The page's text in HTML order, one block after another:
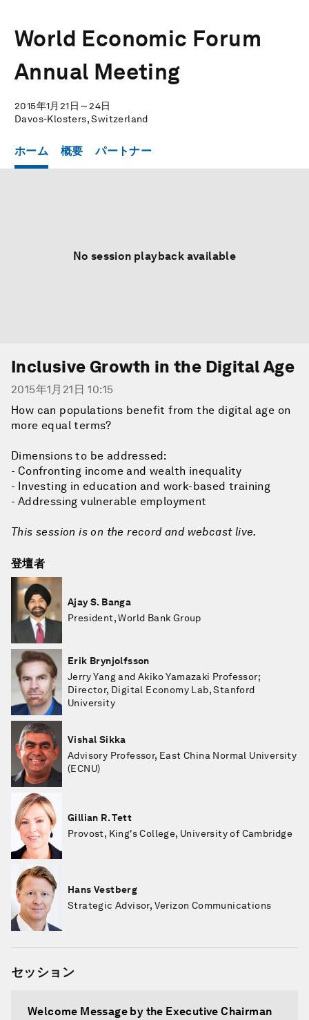
World Economic Forum
Annual Meeting
2015年1月21日～24日
Davos-Klosters, Switzerland
ホーム 概要 パートナー
No session playback available
Inclusive Growth in the Digital Age
2015年1月21日 10:15
How can populations benefit from the digital age on
more equal terms?
Dimensions to be addressed:
- Confronting income and wealth inequality
- Investing in education and work-based training
- Addressing vulnerable employment
This session is on the record and webcast live.
登壇者
Ajay S. Banga
President, World Bank Group
Erik Brynjolfsson
Jerry Yang and Akiko Yamazaki Professor;
Director, Digital Economy Lab, Stanford
University
Vishal Sikka
Advisory Professor, East China Normal University
(ECNU)
Gillian R. Tett
Provost, King's College, University of Cambridge
Hans Vestberg
Strategic Advisor, Verizon Communications
セッション
Welcome Message by the Executive Chairman